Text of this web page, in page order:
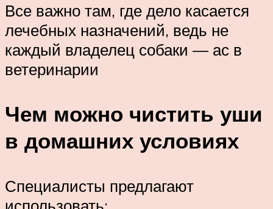
Все важно там, где дело касается
лечебных назначений, ведь не
каждый владелец собаки — ас в
ветеринарии
Чем можно чистить уши
в домашних условиях
Специалисты предлагают
использовать: